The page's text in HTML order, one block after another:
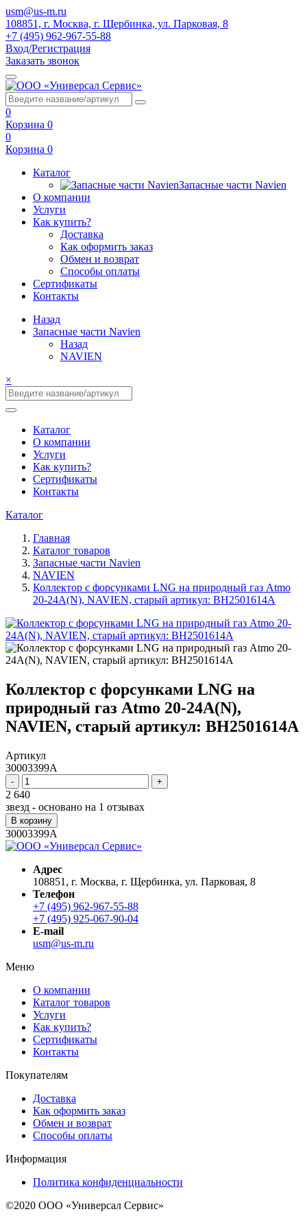
usm@us-m.ru
108851, г. Москва, г. Щербинка, ул. Парковая, 8
+7 (495) 962-967-55-88
Вход/Регистрация
Заказать звонок
0
Корзина 0
0
Корзина 0
Каталог
Запасные части Navien
О компании
Услуги
Как купить?
Доставка
Как оформить заказ
Обмен и возврат
Способы оплаты
Сертификаты
Контакты
Назад
Запасные части Navien
Назад
NAVIEN
×
Каталог
О компании
Услуги
Как купить?
Сертификаты
Контакты
Каталог
Главная
Каталог товаров
Запасные части Navien
NAVIEN
Коллектор с форсунками LNG на природный газ Atmo
20-24A(N), NAVIEN, старый артикул: BH2501614A
Коллектор с форсунками LNG на
природный газ Atmo 20-24A(N),
NAVIEN, старый артикул: BH2501614A
Артикул
30003399A
- +
2 640
звезд - основано на 1 отзывах
В корзину
30003399A
Адрес
108851, г. Москва, г. Щербинка, ул. Парковая, 8
Телефон
+7 (495) 962-967-55-88
+7 (495) 925-067-90-04
E-mail
usm@us-m.ru
Меню
О компании
Каталог товаров
Услуги
Как купить?
Сертификаты
Контакты
Покупателям
Доставка
Как оформить заказ
Обмен и возврат
Способы оплаты
Информация
Политика конфиденциальности
©2020 ООО «Универсал Сервис»